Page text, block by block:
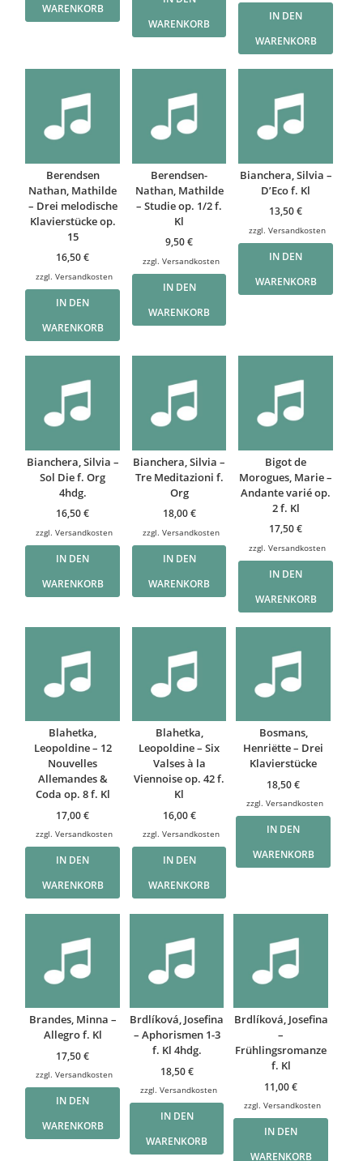
WARENKORB
WARENKORB
IN DEN
WARENKORB
Berendsen
Nathan, Mathilde
– Drei melodische
Klavierstücke op.
15
16,50€
zzgl.Versandkosten
IN DEN
WARENKORB
Berendsen-
Nathan, Mathilde
– Studie op. 1/2 f.
Kl
9,50€
zzgl. Versandkosten
IN DEN
WARENKORB
Bianchera, Silvia –
D’Eco f. Kl
13,50€
zzgl.Versandkosten
IN DEN
WARENKORB
Bianchera, Silvia –
Sol Die f. Org
4hdg.
16,50€
zzgl.Versandkosten
IN DEN
WARENKORB
Bianchera, Silvia –
Tre Meditazioni f.
Org
18,00€
zzgl. Versandkosten
IN DEN
WARENKORB
Bigot de
Morogues, Marie –
Andante varié op.
2 f. Kl
17,50€
zzgl.Versandkosten
IN DEN
WARENKORB
Blahetka,
Leopoldine – 12
Nouvelles
Allemandes &
Coda op. 8 f. Kl
17,00€
zzgl.Versandkosten
IN DEN
WARENKORB
Blahetka,
Leopoldine – Six
Valses à la
Viennoise op. 42 f.
Kl
16,00€
zzgl. Versandkosten
IN DEN
WARENKORB
Bosmans,
Henriëtte – Drei
Klavierstücke
18,50€
zzgl.Versandkosten
IN DEN
WARENKORB
Brandes, Minna –
Allegro f. Kl
17,50€
zzgl.Versandkosten
IN DEN
WARENKORB
Brdlíková, Josefina
– Aphorismen 1-3
f. Kl 4hdg.
18,50€
zzgl. Versandkosten
IN DEN
WARENKORB
Brdlíková, Josefina
–
Frühlingsromanze
f. Kl
11,00€
zzgl.Versandkosten
IN DEN
WARENKORB